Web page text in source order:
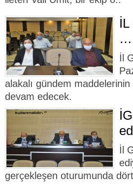
İl
alakalı gündem
devam edecek.
İl
gerçekleşen oturumunda